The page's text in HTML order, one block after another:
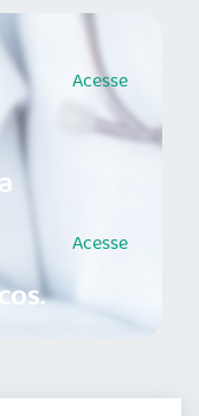
Acesse
Acesse